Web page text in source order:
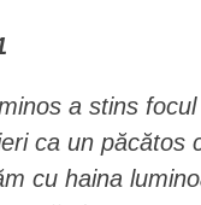
a stins
ca un păcătos
cu haina